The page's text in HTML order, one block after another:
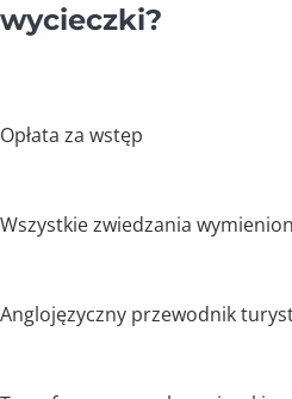
wycieczki?
Opłata za wstęp
Wszystkie zwiedzania
Anglojęzyczny przewodnik